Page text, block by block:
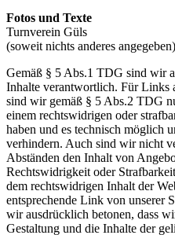
Fotos und Texte
Turnverein Güls
(soweit nichts anderes angegeben)
Gemäß § 5 Abs.1 TDG sind wir
Inhalte verantwortlich. Für Links
sind wir gemäß § 5 Abs.2 TDG
einem rechtswidrigen oder
haben und es technisch möglich
verhindern. Auch sind wir nicht
Abständen den Inhalt von
Rechtswidrigkeit oder
dem rechtswidrigen Inhalt der
entsprechende Link von unserer
wir ausdrücklich betonen, dass
Gestaltung und die Inhalte der